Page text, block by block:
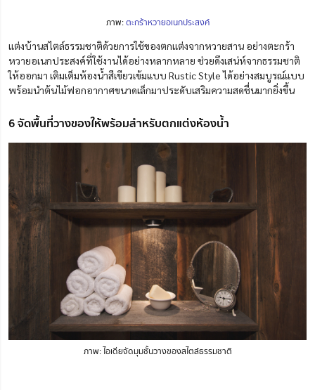
ภาพ:ตะกร้าหวายอเนกประสงค์
แต่งบ้านสไตล์ธรรมชาติด้วยการใช้ของตกแต่งจากหวายสาน อย่างตะกร้า
หวายอเนกประสงค์ที่ใช้งานได้อย่างหลากหลาย ช่วยดึงเสน่ห์จากธรรมชาติ
ให้ออกมา เติมเต็มห้องน้ำสีเขียวเข้มแบบ Rustic Style ได้อย่างสมบูรณ์แบบ
พร้อมนำต้นไม้ฟอกอากาศขนาดเล็กมาประดับเสริมความสดชื่นมากยิ่งขึ้น
6 จัดพื้นที่วางของให้พร้อมสำหรับตกแต่งห้องน้ำ
ภาพ: ไอเดียจัดมุมชั้นวางของสไตล์ธรรมชาติ